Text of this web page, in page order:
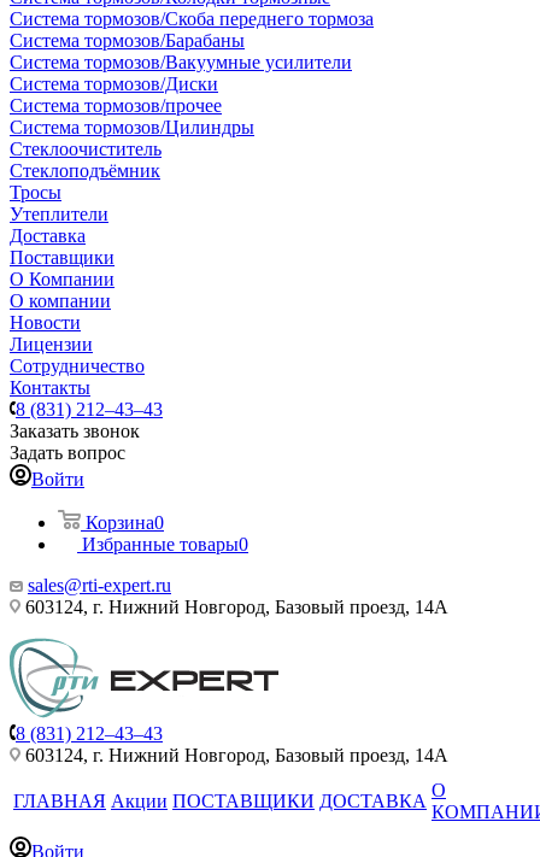
Система тормозов/Скоба переднего тормоза
Система тормозов/Барабаны
Система тормозов/Вакуумные усилители
Система тормозов/Диски
Система тормозов/прочее
Система тормозов/Цилиндры
Стеклоочиститель
Стеклоподъёмник
Тросы
Утеплители
Доставка
Поставщики
О Компании
О компании
Новости
Лицензии
Сотрудничество
Контакты
8 (831) 212–43–43
Заказать звонок
Задать вопрос
Войти
Корзина0
Избранные товары0
sales@rti-expert.ru
603124, г. Нижний Новгород, Базовый проезд, 14А
8 (831) 212–43–43
603124, г. Нижний Новгород, Базовый проезд, 14А
ГЛАВНАЯ Акции ПОСТАВЩИКИ ДОСТАВКА
О
Войти